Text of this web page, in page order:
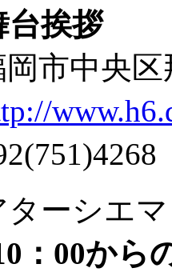
台挨拶
市中央区
ターシエ
：00から